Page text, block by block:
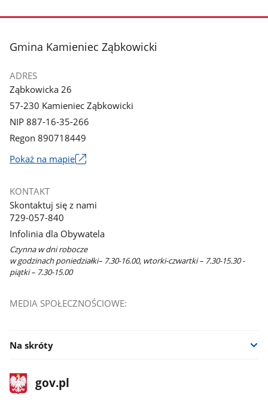
stopka
Gmina Kamieniec Ząbkowicki
ADRES
Ząbkowicka 26
57-230 Kamieniec Ząbkowicki
NIP 887-16-35-266
Regon 890718449
Pokaż na mapieLink
nowym
KONTAKT
Skontaktuj się z nami
729-057-840
Infolinia dla Obywatela
Czynna w dni robocze
w godzinach poniedziałki– 7.30-16.00, wtorki-czwartki – 7.30-15.30 -
piątki – 7.30-15.00
MEDIA SPOŁECZNOŚCIOWE:
Na skróty
stopka
gov.plStrona
gov.pl